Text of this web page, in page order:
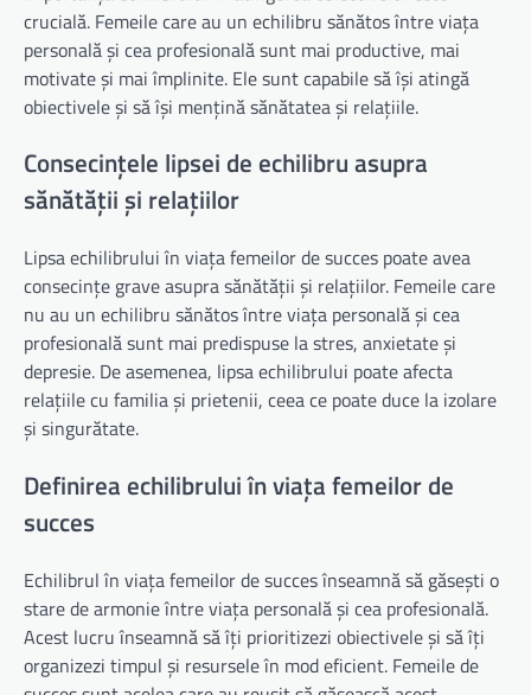
crucială. Femeile care au un echilibru sănătos între viața
personală și cea profesională sunt mai productive, mai
motivate și mai împlinite. Ele sunt capabile să își atingă
obiectivele și să își mențină sănătatea și relațiile.
Consecințele lipsei de echilibru asupra
sănătății și relațiilor
Lipsa echilibrului în viața femeilor de succes poate avea
consecințe grave asupra sănătății și relațiilor. Femeile care
nu au un echilibru sănătos între viața personală și cea
profesională sunt mai predispuse la stres, anxietate și
depresie. De asemenea, lipsa echilibrului poate afecta
relațiile cu familia și prietenii, ceea ce poate duce la izolare
și singurătate.
Definirea echilibrului în viața femeilor de
succes
Echilibrul în viața femeilor de succes înseamnă să găsești o
stare de armonie între viața personală și cea profesională.
Acest lucru înseamnă să îți prioritizezi obiectivele și să îți
organizezi timpul și resursele în mod eficient. Femeile de